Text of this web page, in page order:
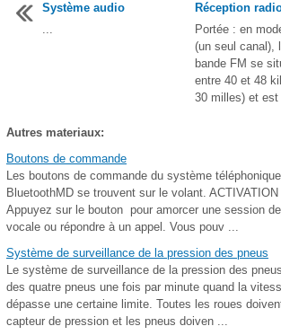
Système audio
...
Réception
Portée : en
(un seul canal),
bande FM se
entre 40 et 48
30 milles) et est
Autres materiaux:
Boutons de commande
Les boutons de commande du système
BluetoothMD se trouvent sur le volant.
Appuyez sur le bouton pour amorcer une session
vocale ou répondre à un appel. Vous pouv ...
Système de surveillance de la pression des pneus
Le système de surveillance de la pression des
des quatre pneus une fois par minute quand la
dépasse une certaine limite. Toutes les roues
capteur de pression et les pneus doiven ...